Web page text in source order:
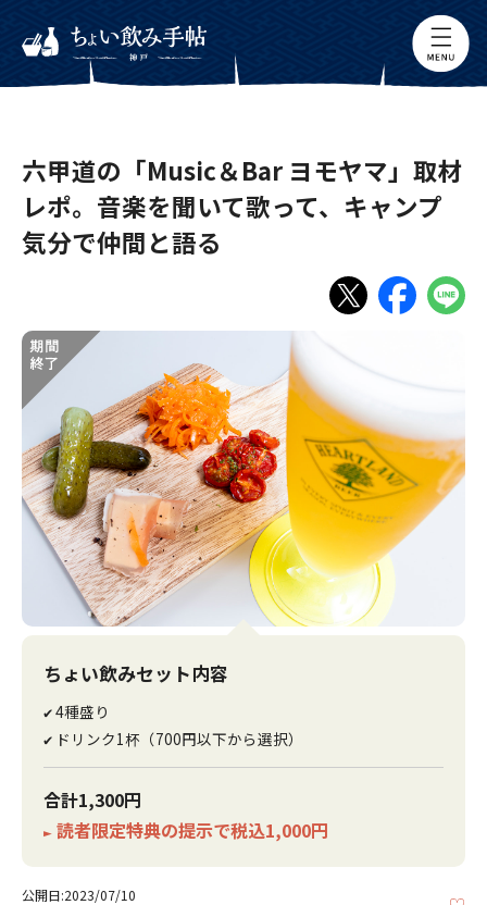
六甲道の「Music＆Bar ヨモヤマ」取材
レポ。音楽を聞いて歌って、キャンプ
気分で仲間と語る
ちょい飲みセット内容
✔4種盛り
✔ ドリンク1杯（700円以下から選択）
合計1,300円
► 読者限定特典の提示で税込1,000円
公開日:2023/07/10